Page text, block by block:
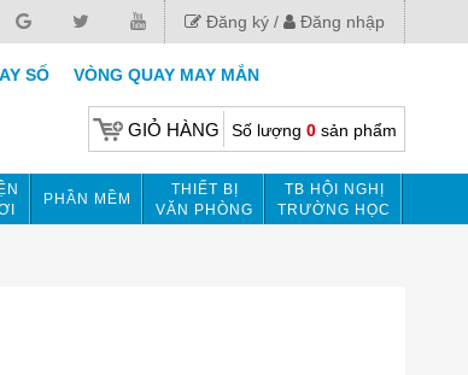
Đăng ký Đăng nhập
SỐ VÒNG QUAY MAY MẮN
GIỎ HÀNG Số lượng 0sản phẩm
PHẦN MỀM
THIẾT BỊ
VĂN PHÒNG
TB HỘI NGHỊ
TRƯỜNG HỌC